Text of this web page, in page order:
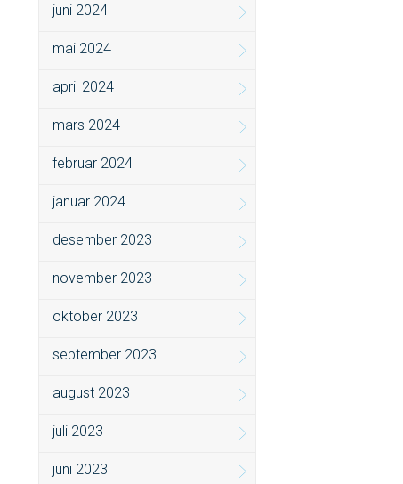
juni 2024
mai 2024
april 2024
mars 2024
februar 2024
januar 2024
desember 2023
november 2023
oktober 2023
september 2023
august 2023
juli 2023
juni 2023